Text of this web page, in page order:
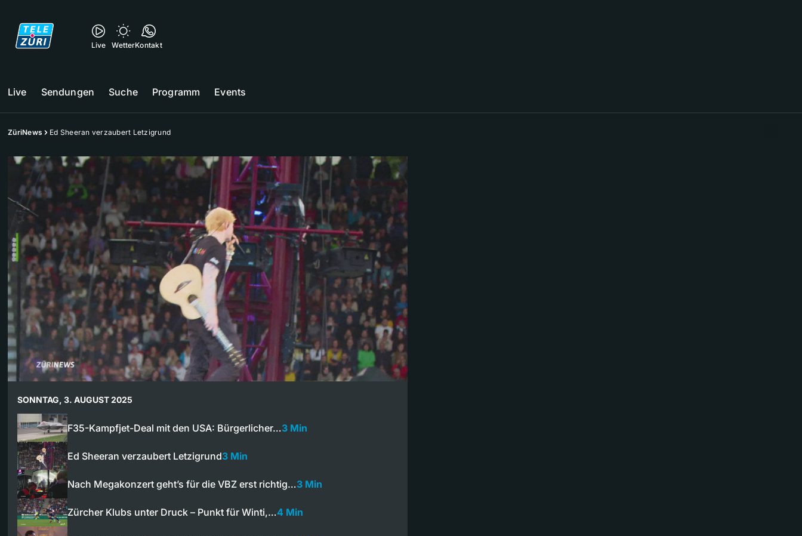
Live WetterKontakt
Live Sendungen Suche Programm Events
ZüriNews Ed Sheeran verzaubert Letzigrund
SONNTAG, 3. AUGUST 2025
F35-Kampfjet-Deal mit den USA: Bürgerlicher…3 Min
Ed Sheeran verzaubert Letzigrund3 Min
Nach Megakonzert geht’s für die VBZ erst richtig…3 Min
Zürcher Klubs unter Druck – Punkt für Winti,…4 Min